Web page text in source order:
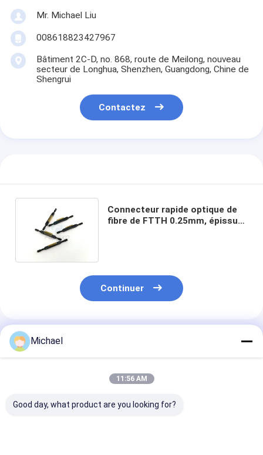
Mr. Michael Liu
008618823427967
Bâtiment 2C-D, no. 868, route de Meilong, nouveau
secteur de Longhua, Shenzhen, Guangdong, Chine de
Shengrui
Contactez
Connecteur rapide optique de
fibre de FTTH 0.25mm, épissure
Continuer
Produits Recommandés
Michael
11:56 AM
Good day, what product are you looking for?